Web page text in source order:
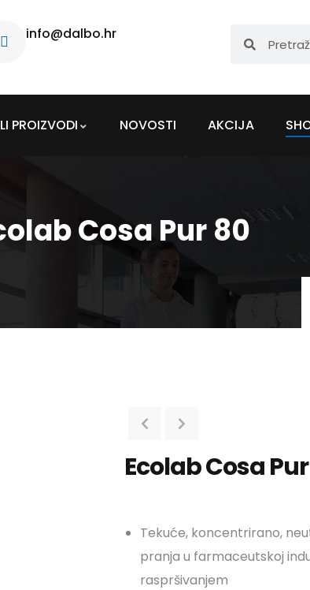
info@dalbo.hr
PROIZVODI NOVOSTI AKCIJA
Cosa Pur 80
Ecolab Cosa
Tekuće, koncentrirano,
pranja u farmaceutskoj
raspršivanjem